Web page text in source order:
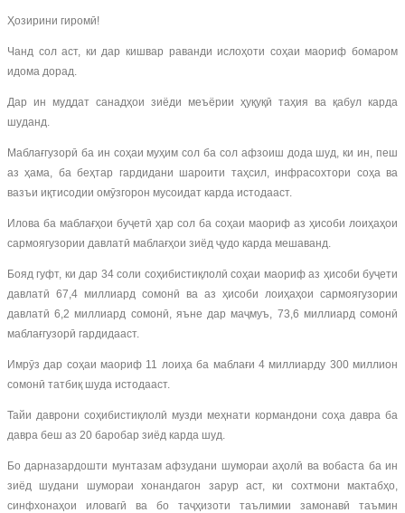
Ҳозирини гиромӣ!
Чанд сол аст, ки дар кишвар раванди ислоҳоти соҳаи маориф бомаром
идома дорад.
Дар ин муддат санадҳои зиёди меъёрии ҳуқуқӣ таҳия ва қабул карда
шуданд.
Маблағгузорӣ ба ин соҳаи муҳим сол ба сол афзоиш дода шуд, ки ин, пеш
аз ҳама, ба беҳтар гардидани шароити таҳсил, инфрасохтори соҳа ва
вазъи иқтисодии омӯзгорон мусоидат карда истодааст.
Илова ба маблағҳои буҷетӣ ҳар сол ба соҳаи маориф аз ҳисоби лоиҳаҳои
сармоягузории давлатӣ маблағҳои зиёд ҷудо карда мешаванд.
Бояд гуфт, ки дар 34 соли соҳибистиқлолӣ соҳаи маориф аз ҳисоби буҷети
давлатӣ 67,4 миллиард сомонӣ ва аз ҳисоби лоиҳаҳои сармоягузории
давлатӣ 6,2 миллиард сомонӣ, яъне дар маҷмуъ, 73,6 миллиард сомонӣ
маблағгузорӣ гардидааст.
Имрӯз дар соҳаи маориф 11 лоиҳа ба маблағи 4 миллиарду 300 миллион
сомонӣ татбиқ шуда истодааст.
Тайи даврони соҳибистиқлолӣ музди меҳнати кормандони соҳа давра ба
давра беш аз 20 баробар зиёд карда шуд.
Бо дарназардошти мунтазам афзудани шумораи аҳолӣ ва вобаста ба ин
зиёд шудани шумораи хонандагон зарур аст, ки сохтмони мактабҳо,
синфхонаҳои иловагӣ ва бо таҷҳизоти таълимии замонавӣ таъмин